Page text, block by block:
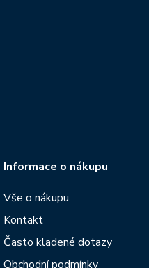
Informace o nákupu
Vše o nákupu
Kontakt
Často kladené dotazy
Obchodní podmínky